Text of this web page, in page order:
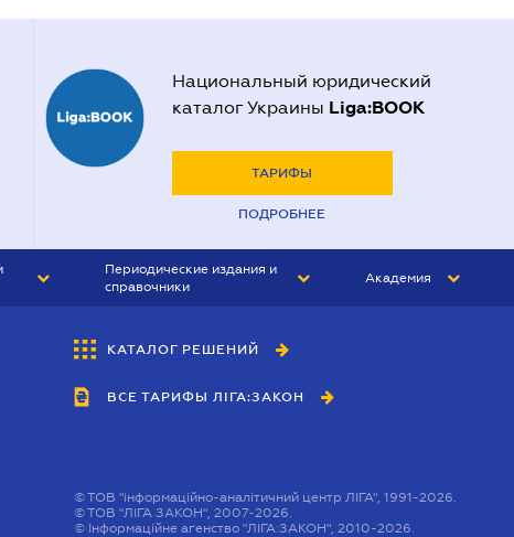
Национальный юридический
каталог Украины Liga:BOOK
ТАРИФЫ
ПОДРОБНЕЕ
Периодические издания и
справочники
БУХГАЛТЕР&ЗАКОН
ВЕСТНИК МСФО
Академия
КАТАЛОГ РЕШЕНИЙ
ВСЕ ТАРИФЫ ЛІГА:ЗАКОН
©ТОВ "інформаційно-аналітичний центр ЛІГА", 1991-2026.
©ТОВ "ЛІГА ЗАКОН", 2007-2026.
© Інформаційне агенство "ЛІГА:ЗАКОН", 2010-2026.